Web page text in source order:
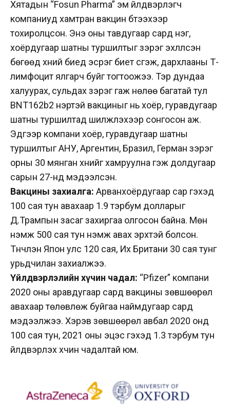
Хятадын “Fosun Pharma” эм үйлдвэрлэгч
компаниуд хамтран вакцин бүтээхээр
тохиролцсон. Энэ оны тавдугаар сард нэг,
хоёрдугаар шатны туршилтыг зэрэг эхлүүлсэн
бөгөөд хүний биед эсрэг биет үүсгэж, дархлааны Т-
лимфоцит ялгарч буйг тогтоожээ. Тэр дундаа
халуурах, сульдах зэрэг гаж нөлөө багатай тул
BNT162b2 нэртэй вакциныг нь хоёр, гуравдугаар
шатны туршилтад шилжүүлэхээр сонгосон аж.
Эдгээр компани хоёр, гуравдугаар шатны
туршилтыг АНУ, Аргентин, Бразил, Герман зэрэг
орны 30 мянган хүнийг хамруулна гэж долдугаар
сарын 27-нд мэдээлсэн.
Вакцины захиалга: Арванхоёр­дугаар сар гэхэд
100 сая тун авахаар 1.9 тэрбум долларыг
Д.Трампын засаг захиргаа олгосон байна. Мөн
нэмж 500 сая тун нэмж авах эрхтэй болсон.
Түүнчлэн Япон улс 120 сая, Их Британи 30 сая тунг
урьдчилан захиалжээ.
Үйлдвэрлэлийн хүчин чадал: “Pfizer” компани
2020 оны аравдугаар сард вакцины зөвшөөрөл
авахаар төлөвлөж буйгаа наймдугаар сард
мэдээлжээ. Хэрэв зөвшөөрөл авбал 2020 онд
100 сая тун, 2021 оны эцэс гэхэд 1.3 тэрбум тун
үйлдвэрлэх хүчин чадалтай юм.